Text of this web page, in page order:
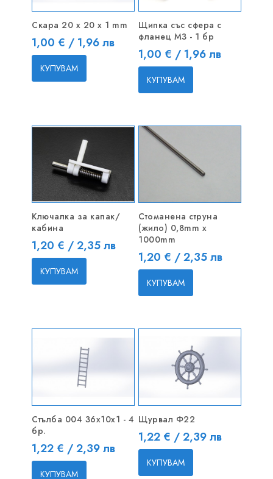
Скара 20 x 20 x 1 mm
Цена
1,00 € / 1,96 лв
КУПУВАМ
Щипка със сфера с
фланец M3 - 1 бр
Цена
1,00 € / 1,96 лв
КУПУВАМ
Ключалка за капак/
кабина
Цена
1,20 € / 2,35 лв
КУПУВАМ
Стоманена струна
(жило) 0,8mm x
1000mm
Цена
1,20 € / 2,35 лв
КУПУВАМ
Стълба 004 36x10x1 - 4
бр.
Цена
1,22 € / 2,39 лв
КУПУВАМ
Щурвал Ф22
Цена
1,22 € / 2,39 лв
КУПУВАМ